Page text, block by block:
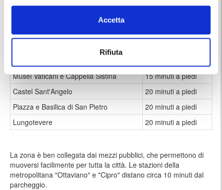
Accetta
Rifiuta
Il parcheggio si trova nel quartiere Prati, una zona elegante e
punti di interesse sono facilmente raggiungibili a piedi. Ecco alcuni
luoghi nelle vicinanze:
Musei Vaticani e Cappella Sistina
15 minuti a piedi
Castel Sant'Angelo
20 minuti a piedi
Piazza e Basilica di San Pietro
20 minuti a piedi
Lungotevere
20 minuti a piedi
La zona è ben collegata dai mezzi pubblici, che permettono di
muoversi facilimente per tutta la città. Le stazioni della
metropolitana "Ottaviano" e "Cipro" distano circa 10 minuti dal
parcheggio.